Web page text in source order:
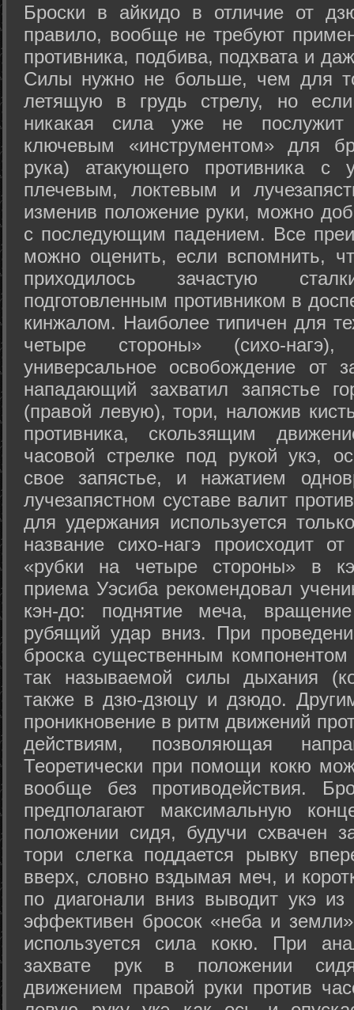
Броски в айкидо в отличие от
правило, вообще не требуют
противника, подбива, подхвата и
Силы нужно не больше, чем для
летящую в грудь стрелу, но
никакая сила уже не
ключевым «инструментом» для
рука) атакующего противника с
плечевым, локтевым и
изменив положение руки, можно
с последующим падением. Все
можно оценить, если вспомнить,
приходилось зачастую
подготовленным противником в
кинжалом. Наиболее типичен для
четыре стороны» (сихо-
универсальное освобождение от
нападающий захватил запястье
(правой левую), тори, наложив
противника, скользящим
часовой стрелке под рукой укэ,
свое запястье, и нажатием
лучезапястном суставе валит
для удержания используется
название сихо-нагэ происходит
«рубки на четыре стороны» в
приема Уэсиба рекомендовал
кэн-до: поднятие меча,
рубящий удар вниз. При
броска существенным компонентом
так называемой силы дыхания
также в дзю-дзюцу и дзюдо.
проникновение в ритм движений
действиям, позволяющая
Теоретически при помощи кокю
вообще без противодействия.
предполагают максимальную
положении сидя, будучи схвачен
тори слегка поддается рывку
вверх, словно вздымая меч, и
по диагонали вниз выводит укэ
эффективен бросок «неба и
используется сила кокю. При
захвате рук в положении
движением правой руки против